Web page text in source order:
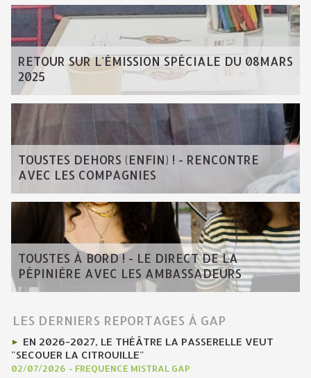
RETOUR SUR L'ÉMISSION SPÉCIALE DU 08MARS
2025
TOUSTES DEHORS (ENFIN) ! - RENCONTRE
AVEC LES COMPAGNIES
TOUSTES À BORD ! - LE DIRECT DE LA
PÉPINIÈRE AVEC LES AMBASSADEURS
LES DERNIERS REPORTAGES À GAP
EN 2026-2027, LE THÉÂTRE LA PASSERELLE VEUT
"SECOUER LA CITROUILLE"
02/07/2026 - FREQUENCE MISTRAL GAP